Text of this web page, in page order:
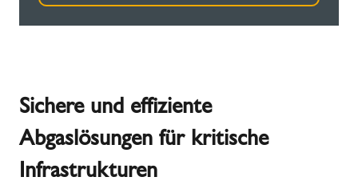
Sichere und effiziente
Abgaslösungen für kritische
Infrastrukturen